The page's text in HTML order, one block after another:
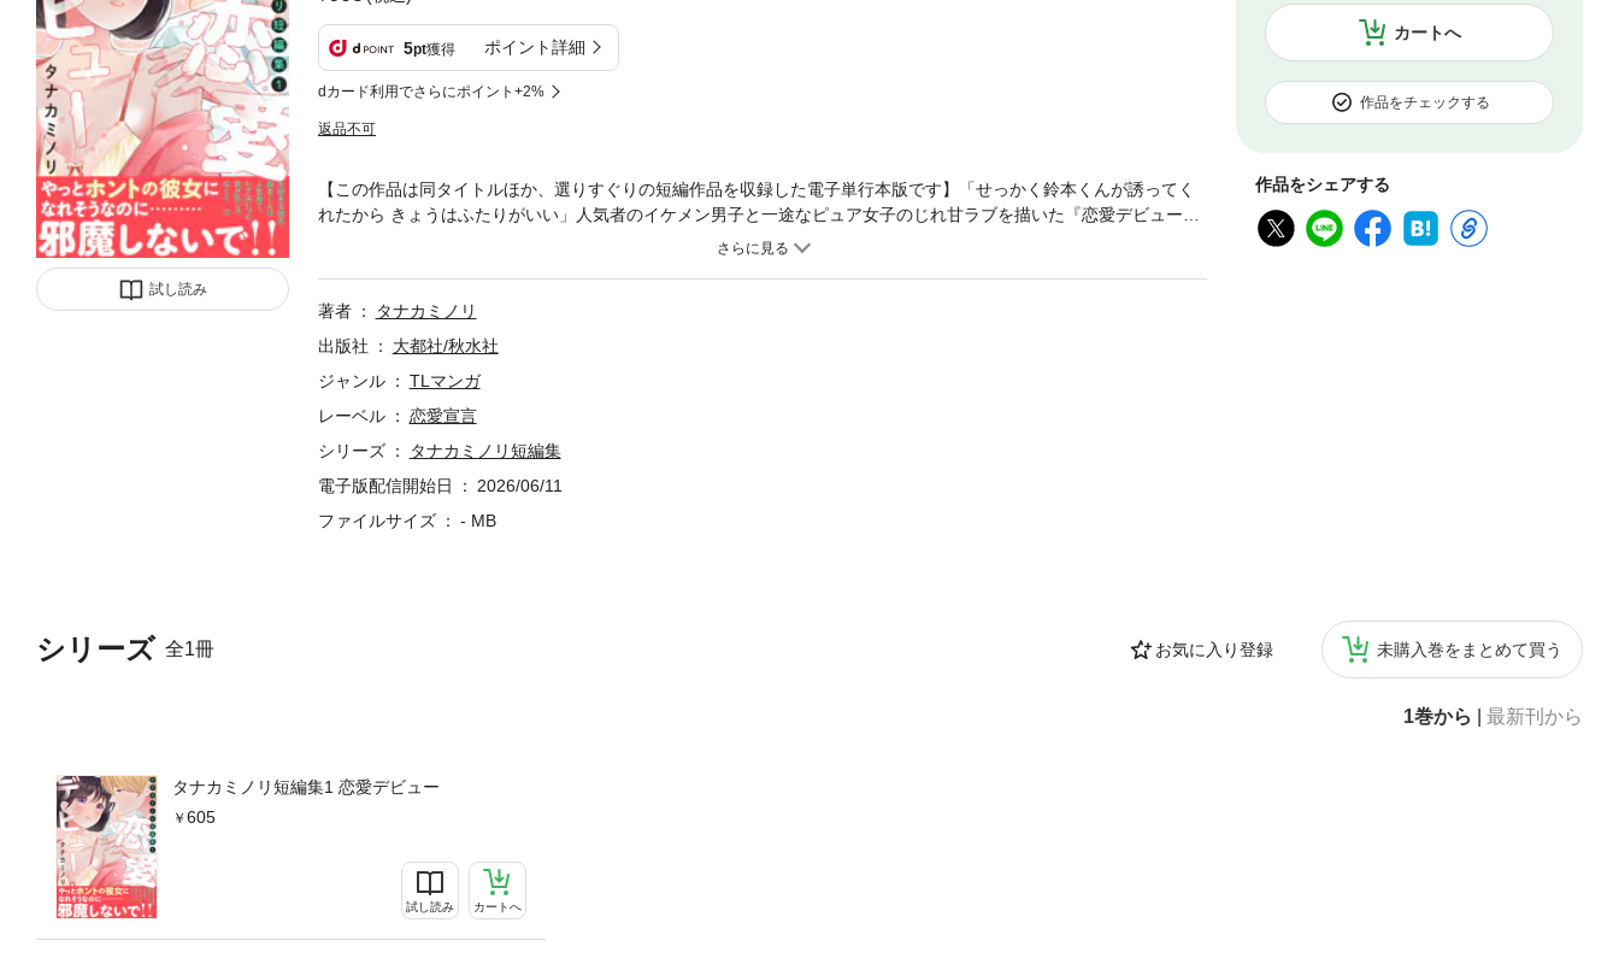
試し読み
5pt獲得 ポイント詳細
dカード利用でさらにポイント+2%
返品不可
カートへ
作品をチェックする
作品をシェアする
シリーズ 全1冊 お気に入り登録 未購入巻をまとめて買う
1巻から 最新刊から
タナカミノリ短編集1 恋愛デビュー
605
試し読み カートへ
【この作品は同タイトルほか、選りすぐりの短編作品を収録した電子単行本版です】「せっかく鈴本くんが誘ってく
れたから きょうはふたりがいい」人気者のイケメン男子と一途なピュア女子のじれ甘ラブを描いた『恋愛デビュー』
のほか『ヒミツ恋愛契約』『ヒモ系わんこ男子』など、タナカミノリ珠玉のTL短編3作品を収録！
著者
タナカミノリ
出版社
大都社/秋水社
ジャンル
TLマンガ
レーベル
恋愛宣言
シリーズ
タナカミノリ短編集
電子版配信開始日
2026/06/11
ファイルサイズ
- MB